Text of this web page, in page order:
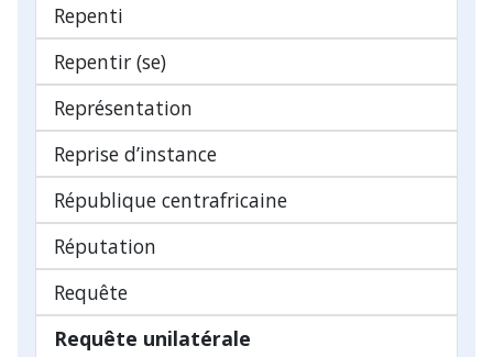
Repenti
Repentir (se)
Représentation
Reprise d’instance
République centrafricaine
Réputation
Requête
Requête unilatérale